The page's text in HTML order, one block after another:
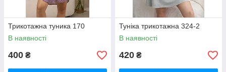
Трикотажна туника 170
В наявності
400 ₴
Туніка трикотажна 324-2
В наявності
420 ₴